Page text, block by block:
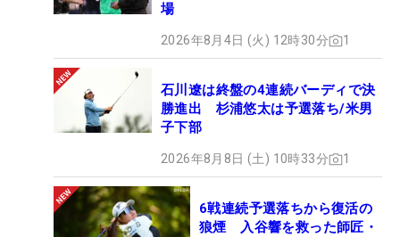
場
2026年8月4日 (火) 12時30分 1
石川遼は終盤の4連続バーディで決
勝進出 杉浦悠太は予選落ち/米男
子下部
2026年8月8日 (土) 10時33分 1
6戦連続予選落ちから復活の
狼煙 入谷響を救った師匠・